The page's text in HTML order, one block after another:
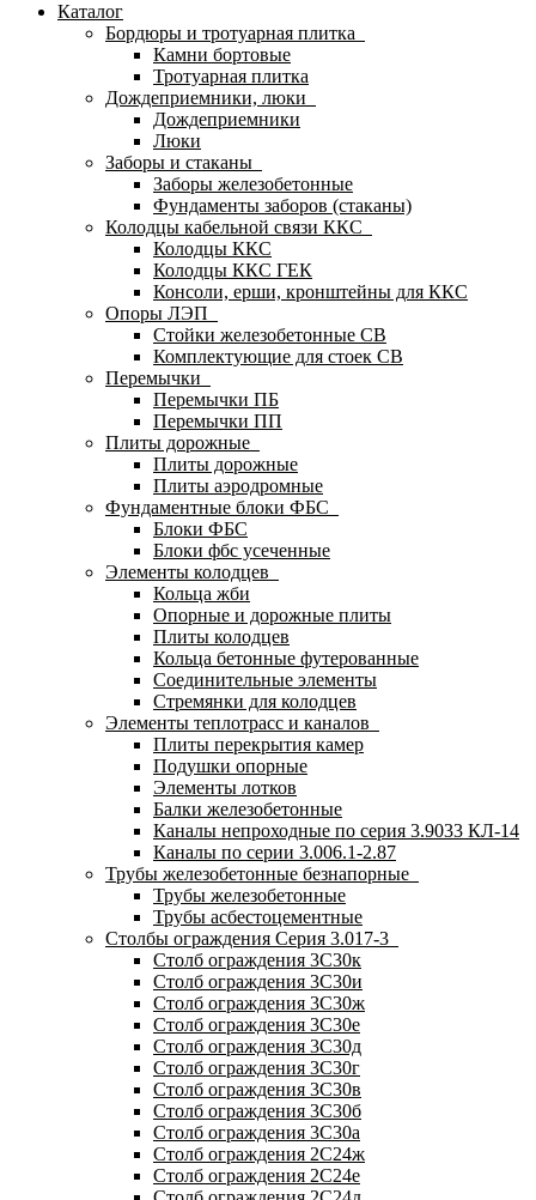
Каталог
Бордюры и тротуарная плитка
Камни бортовые
Тротуарная плитка
Дождеприемники, люки
Дождеприемники
Люки
Заборы и стаканы
Заборы железобетонные
Фундаменты заборов (стаканы)
Колодцы кабельной связи ККС
Колодцы ККС
Колодцы ККС ГЕК
Консоли, ерши, кронштейны для ККС
Опоры ЛЭП
Стойки железобетонные СВ
Комплектующие для стоек СВ
Перемычки
Перемычки ПБ
Перемычки ПП
Плиты дорожные
Плиты дорожные
Плиты аэродромные
Фундаментные блоки ФБС
Блоки ФБС
Блоки фбс усеченные
Элементы колодцев
Кольца жби
Опорные и дорожные плиты
Плиты колодцев
Кольца бетонные футерованные
Соединительные элементы
Стремянки для колодцев
Элементы теплотрасс и каналов
Плиты перекрытия камер
Подушки опорные
Элементы лотков
Балки железобетонные
Каналы непроходные по серия 3.9033 КЛ-14
Каналы по серии 3.006.1-2.87
Трубы железобетонные безнапорные
Трубы железобетонные
Трубы асбестоцементные
Столбы ограждения Серия 3.017-3
Столб ограждения 3С30к
Столб ограждения 3С30и
Столб ограждения 3С30ж
Столб ограждения 3С30е
Столб ограждения 3С30д
Столб ограждения 3С30г
Столб ограждения 3С30в
Столб ограждения 3С30б
Столб ограждения 3С30а
Столб ограждения 2С24ж
Столб ограждения 2С24е